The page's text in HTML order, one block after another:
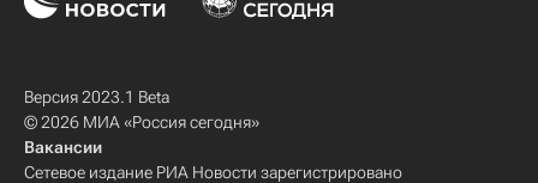
Версия 2023.1 Beta
© 2026 МИА «Россия сегодня»
Вакансии
Сетевое издание РИА Новости зарегистрировано